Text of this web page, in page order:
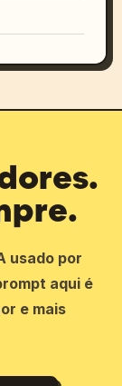
usado por
aqui é
e mais